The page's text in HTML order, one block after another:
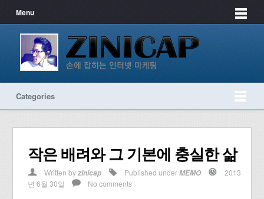
Menu
Categories
작은 배려와 그 기본에 충실한 삶
Written byzinicap Published underMEMO
2013
년 6월 30일
No comments